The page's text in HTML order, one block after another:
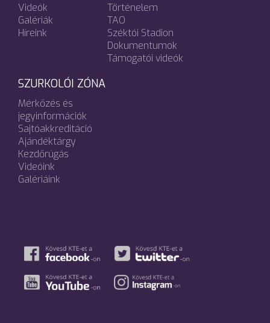
Videók
Galériák
Híreink
Történelem
TAO
Széktói Stadion
Dokumentumok
Támogatói videók
SZURKOLÓI ZÓNA
Mérkőzés és
jegyinformációk
Sajtóakkreditáció
Ajándéktárgy
Kezdőrúgás
Videóink
Galériáink